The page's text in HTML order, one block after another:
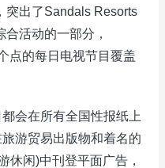
突出了Sandals Resorts
活动的一部分，
点的每日电视节目覆盖
会在所有全国性报纸上
游贸易出版物和着名的
休闲)中刊登平面广告，